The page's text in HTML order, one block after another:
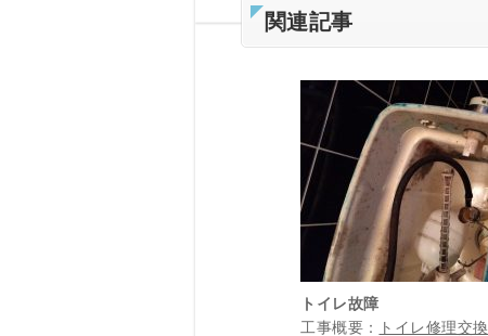
関連記事
トイレ故障
工事概要：
トイレ修理交換